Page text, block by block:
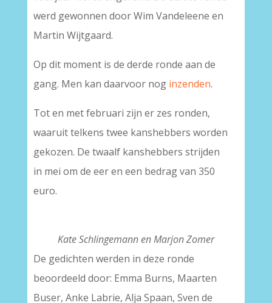
werd gewonnen door Wim Vandeleene en
Martin Wijtgaard.
Op dit moment is de derde ronde aan de
gang. Men kan daarvoor nog inzenden.
Tot en met februari zijn er zes ronden,
waaruit telkens twee kanshebbers worden
gekozen. De twaalf kanshebbers strijden
in mei om de eer en een bedrag van 350
euro.
Kate Schlingemann en Marjon Zomer
De gedichten werden in deze ronde
beoordeeld door: Emma Burns, Maarten
Buser, Anke Labrie, Alja Spaan, Sven de